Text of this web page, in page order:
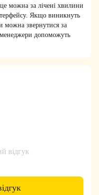
можна за лічені хвилини
Якщо виникнуть
можна звернутися за
допоможуть
відгук